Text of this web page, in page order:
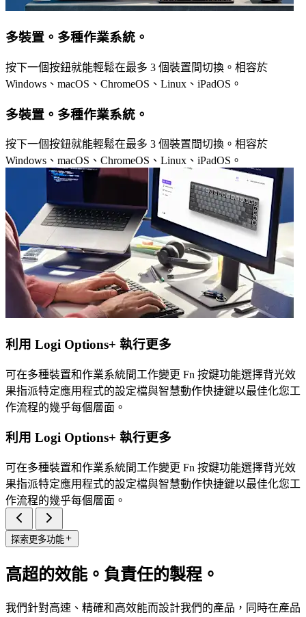
多裝置。多種作業系統。
按下一個按鈕就能輕鬆在最多 3 個裝置間切換。相容於
Windows、macOS、ChromeOS、Linux、iPadOS。
多裝置。多種作業系統。
按下一個按鈕就能輕鬆在最多 3 個裝置間切換。相容於
Windows、macOS、ChromeOS、Linux、iPadOS。
利用 Logi Options+ 執行更多
可在多種裝置和作業系統間工作變更 Fn 按鍵功能選擇背光效
果指派特定應用程式的設定檔與智慧動作快捷鍵以最佳化您工
作流程的幾乎每個層面。
利用 Logi Options+ 執行更多
可在多種裝置和作業系統間工作變更 Fn 按鍵功能選擇背光效
果指派特定應用程式的設定檔與智慧動作快捷鍵以最佳化您工
作流程的幾乎每個層面。
探索更多功能
高超的效能。負責任的製程。
我們針對高速、精確和高效能而設計我們的產品，同時在產品